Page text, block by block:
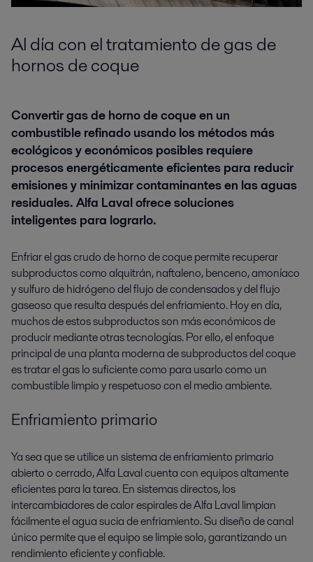
Al día con el tratamiento de gas de
hornos de coque
Convertir gas de horno de coque en un
combustible refinado usando los métodos más
ecológicos y económicos posibles requiere
procesos energéticamente eficientes para reducir
emisiones y minimizar contaminantes en las aguas
residuales. Alfa Laval ofrece soluciones
inteligentes para lograrlo.
Enfriar el gas crudo de horno de coque permite recuperar
subproductos como alquitrán, naftaleno, benceno, amoníaco
y sulfuro de hidrógeno del flujo de condensados y del flujo
gaseoso que resulta después del enfriamiento. Hoy en día,
muchos de estos subproductos son más económicos de
producir mediante otras tecnologías. Por ello, el enfoque
principal de una planta moderna de subproductos del coque
es tratar el gas lo suficiente como para usarlo como un
combustible limpio y respetuoso con el medio ambiente.
Enfriamiento primario
Ya sea que se utilice un sistema de enfriamiento primario
abierto o cerrado, Alfa Laval cuenta con equipos altamente
eficientes para la tarea. En sistemas directos, los
intercambiadores de calor espirales de Alfa Laval limpian
fácilmente el agua sucia de enfriamiento. Su diseño de canal
único permite que el equipo se limpie solo, garantizando un
rendimiento eficiente y confiable.